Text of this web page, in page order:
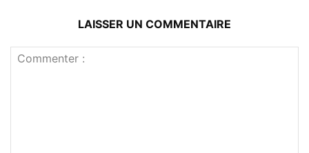
LAISSER UN COMMENTAIRE